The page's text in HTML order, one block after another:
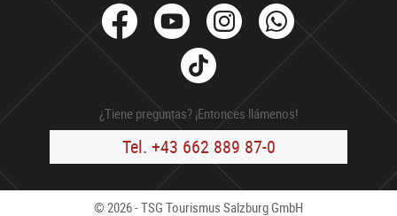
facebook
YoutubeInstagram
Tik
Tok
¿Tiene preguntas? ¡Entonces llámenos!
Tel. +43 662 889 87-0
© 2026 - TSG Tourismus Salzburg GmbH